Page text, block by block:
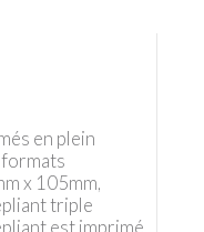
en plein
formats
x 105mm,
triple
est imprimé